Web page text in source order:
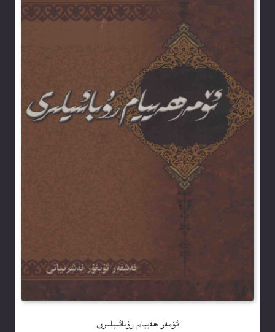
ئۆمەر ھەييام رۇبائىيلىرى